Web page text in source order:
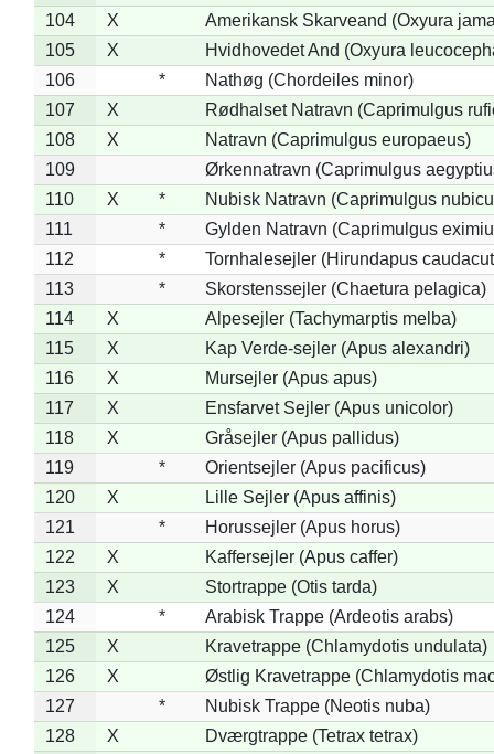
104 X
Amerikansk Skarveand (Oxyura
105
X
Hvidhovedet And (Oxyura
106
*
Nathøg (Chordeiles minor)
107
X
Rødhalset Natravn (Caprimulgus
108
X
Natravn (Caprimulgus europaeus)
109
Ørkennatravn (Caprimulgus
110
X *
Nubisk Natravn (Caprimulgus
111
*
Gylden Natravn (Caprimulgus
112
*
Tornhalesejler (Hirundapus
113
*
Skorstenssejler (Chaetura pelagica)
114
X
Alpesejler (Tachymarptis melba)
115
X
Kap Verde-sejler (Apus alexandri)
116
X
Mursejler (Apus apus)
117
X
Ensfarvet Sejler (Apus unicolor)
118
X
Gråsejler (Apus pallidus)
119
*
Orientsejler (Apus pacificus)
120
X
Lille Sejler (Apus affinis)
121
*
Horussejler (Apus horus)
122
X
Kaffersejler (Apus caffer)
123
X
Stortrappe (Otis tarda)
124
*
Arabisk Trappe (Ardeotis arabs)
125
X
Kravetrappe (Chlamydotis undulata)
126
X
Østlig Kravetrappe (Chlamydotis
127
*
Nubisk Trappe (Neotis nuba)
128
X
Dværgtrappe (Tetrax tetrax)